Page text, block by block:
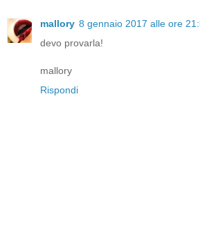
mallory 8 gennaio 2017 alle ore
devo provarla!
mallory
Rispondi